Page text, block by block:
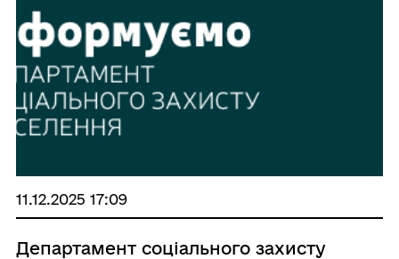
11.12.2025 17:09
Департамент соціального захисту